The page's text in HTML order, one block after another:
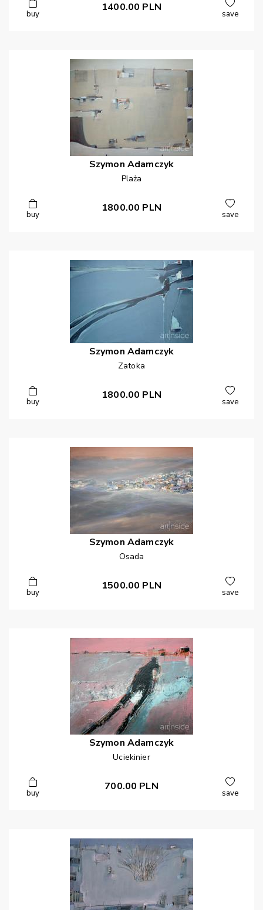
buy
1400.00 PLN
save
Szymon Adamczyk
Plaża
buy
1800.00 PLN
save
Szymon Adamczyk
Zatoka
buy
1800.00 PLN
save
Szymon Adamczyk
Osada
buy
1500.00 PLN
save
Szymon Adamczyk
Uciekinier
buy
700.00 PLN
save